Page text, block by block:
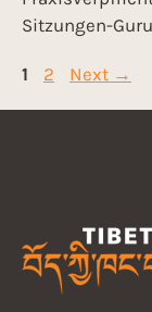
Sitzungen-
1 2 Next →